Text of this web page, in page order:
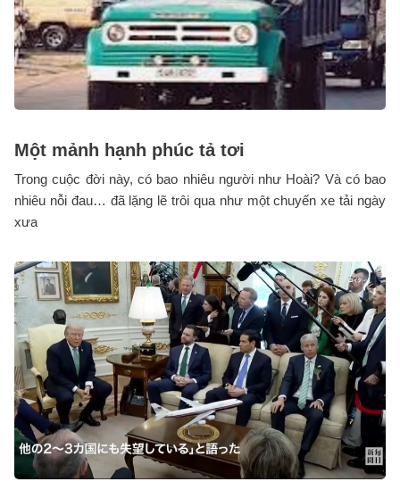
Một mảnh hạnh phúc tả tơi
Trong cuộc đời này, có bao nhiêu người như Hoài? Và có bao
nhiêu nỗi đau… đã lặng lẽ trôi qua như một chuyến xe tải ngày
xưa